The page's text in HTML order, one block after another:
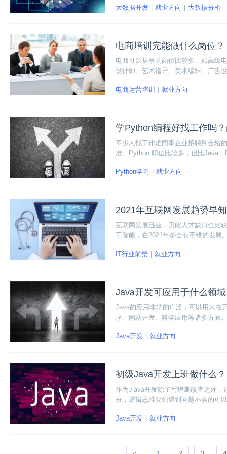
大数据开发 就业方向 大数据分析
电商培训完能做什么岗位？
电商可以从事的岗位比较多，如高级
设计师、艺术指导、美术编辑、广告
电商运营培训 就业方向
学Python编程好找工作吗
不少人找工作难同事企业招聘到合格
准。Python 职位比较多，但比Java
Python学习 就业方向
2021年互联网发展趋势早
互联网发展迅速，因此人才缺口也比
工智能，在2021年都会有不错的发展
IT行业前景 就业方向
Java开发可应用于什么领
Java的应用非常的广泛，可以用来在
序、网站开发、科学应用等诸多方面
Java开发 就业方向
初级Java开发上班做什么？
作为Jjava开发除了写增删改查之外，
分，逻辑思维要强遇到问题不会的可
Java开发 就业方向